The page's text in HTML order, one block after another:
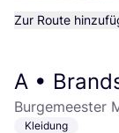
Zur Route
A •
Burgemeester
Kleidung